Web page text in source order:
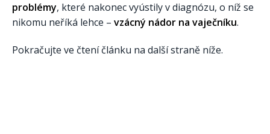
problémy, které nakonec vyústily v diagnózu, o níž se
nikomu neříká lehce – vzácný nádor na vaječníku.
Pokračujte ve čtení článku na další straně níže.